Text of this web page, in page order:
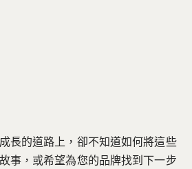
長的道路上，卻不知道如何將這些
事，或希望為您的品牌找到下一步